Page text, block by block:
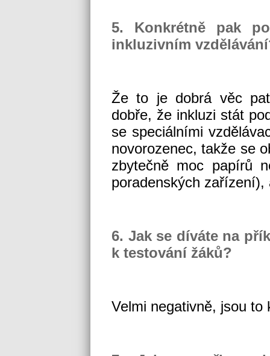
5. Konkrétně pak
inkluzivním
Že to je dobrá věc
dobře, že inkluzi stát
se speciálními
novorozenec, takže se
zbytečně moc papírů
poradenských
6. Jak se díváte na
k testování žáků?
Velmi negativně, jsou to